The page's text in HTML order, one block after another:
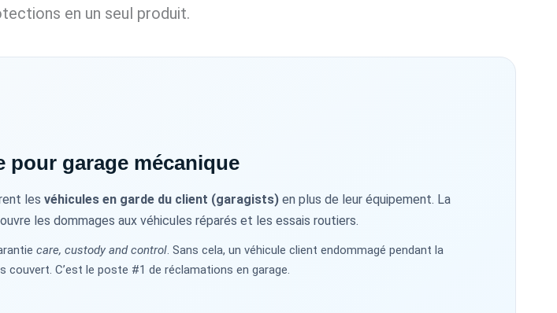
en un seul produit.
pour garage mécanique
les véhicules en garde du client (garagists) en plus de leur équipement. La
les dommages aux véhicules réparés et les essais routiers.
care, custody and control. Sans cela, un véhicule client endommagé pendant la
couvert. C’est le poste #1 de réclamations en garage.